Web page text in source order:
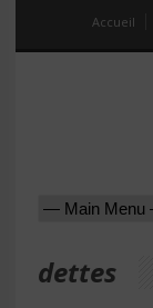
Accueil
dettes